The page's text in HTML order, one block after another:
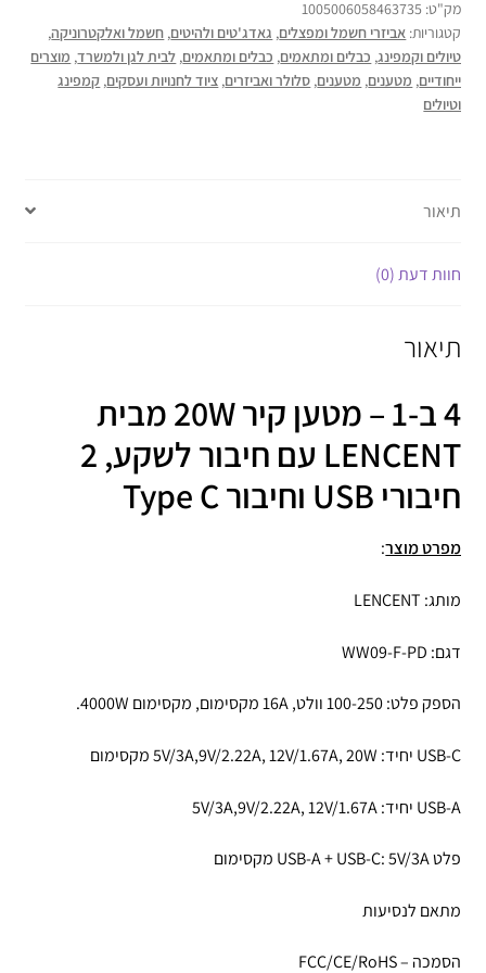
מק"ט: 1005006058463735
קטגוריות: אביזרי חשמל ומפצלים, גאדג'טים ולהיטים, חשמל ואלקטרוניקה,
טיולים וקמפינג, כבלים ומתאמים, כבלים ומתאמים, לבית לגן ולמשרד, מוצרים
ייחודיים, מטענים, מטענים, סלולר ואביזרים, ציוד לחנויות ועסקים, קמפינג
וטיולים
תיאור
חוות דעת (0)
תיאור
4 ב-1 – מטען קיר 20W מבית
LENCENT עם חיבור לשקע, 2
חיבורי USB וחיבור Type C
מפרט מוצר:
מותג: LENCENT
דגם: WW09-F-PD
הספק פלט: 100-250 וולט, 16A מקסימום, מקסימום 4000W.
USB-C יחיד: 5V/3A,9V/2.22A, 12V/1.67A, 20W מקסימום
USB-A יחיד: 5V/3A,9V/2.22A, 12V/1.67A
פלט USB-A + USB-C: 5V/3A מקסימום
מתאם לנסיעות
הסמכה – FCC/CE/RoHS